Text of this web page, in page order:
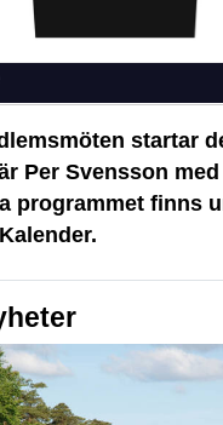
startar
Per Svensson
programmet finns